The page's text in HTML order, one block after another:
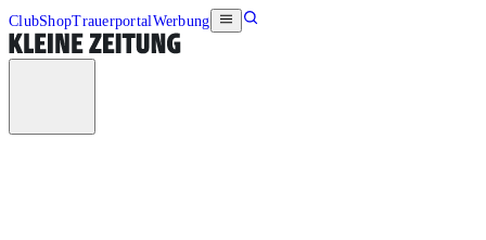
ClubShopTrauerportalWerbung